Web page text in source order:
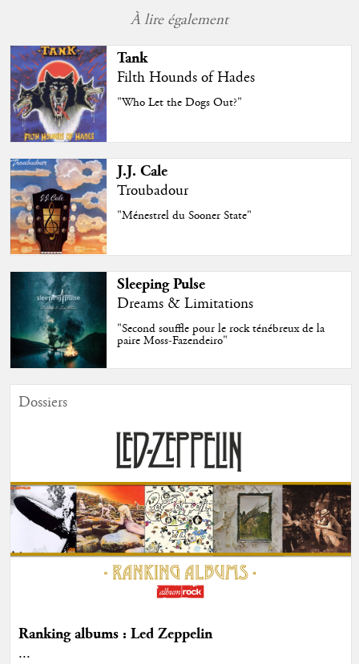
À lire également
Tank
Filth Hounds of Hades
"Who Let the Dogs Out?"
J.J. Cale
Troubadour
"Ménestrel du Sooner State"
Sleeping Pulse
Dreams & Limitations
"Second souffle pour le rock ténébreux de la
paire Moss-Fazendeiro"
Dossiers
Ranking albums : Led Zeppelin
...